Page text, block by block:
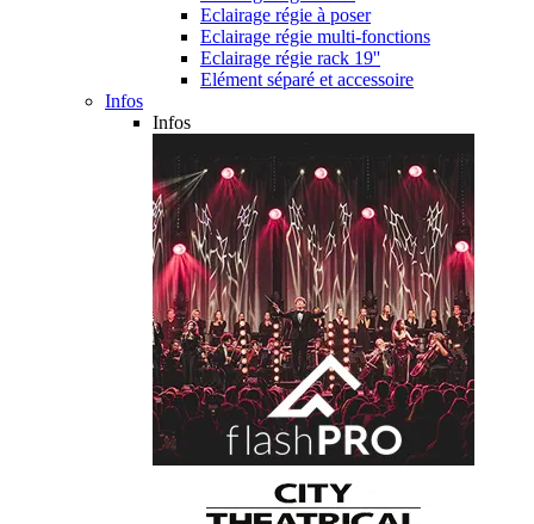
Eclairage régie à poser
Eclairage régie multi-fonctions
Eclairage régie rack 19''
Elément séparé et accessoire
Infos
Infos